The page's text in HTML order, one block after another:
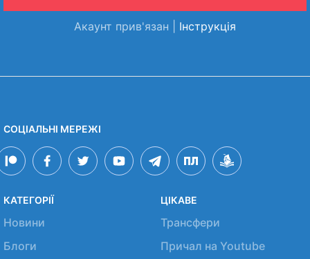
Акаунт прив'язан | Інструкція
СОЦІАЛЬНІ МЕРЕЖІ
КАТЕГОРІЇ
Новини
Блоги
ЦІКАВЕ
Трансфери
Причал на Youtube